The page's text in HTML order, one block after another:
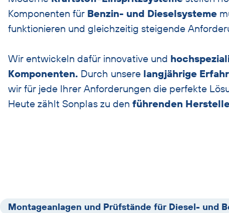
Komponenten für Benzin- und Dieselsysteme
funktionieren und gleichzeitig steigende
Wir entwickeln dafür innovative und
Komponenten. Durch unsere langjährige
wir für jede Ihrer Anforderungen die perfekte
Heute zählt Sonplas zu den führenden
Schlagwörter
Montageanlagen und Prüfstände für Diesel- und